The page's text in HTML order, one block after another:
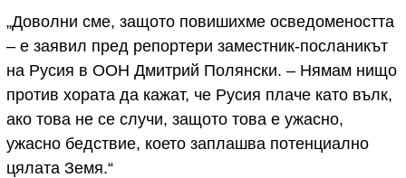
„Доволни сме, защото повишихме осведомеността
– е заявил пред репортери заместник-посланикът
на Русия в ООН Дмитрий Полянски. – Нямам нищо
против хората да кажат, че Русия плаче като вълк,
ако това не се случи, защото това е ужасно,
ужасно бедствие, което заплашва потенциално
цялата Земя.“